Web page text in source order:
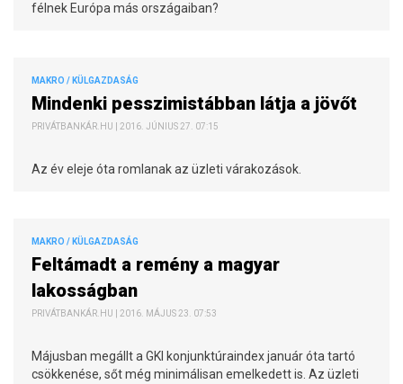
félnek Európa más országaiban?
MAKRO / KÜLGAZDASÁG
Mindenki pesszimistábban látja a jövőt
PRIVÁTBANKÁR.HU | 2016. JÚNIUS 27. 07:15
Az év eleje óta romlanak az üzleti várakozások.
MAKRO / KÜLGAZDASÁG
Feltámadt a remény a magyar
lakosságban
PRIVÁTBANKÁR.HU | 2016. MÁJUS 23. 07:53
Májusban megállt a GKI konjunktúraindex január óta tartó
csökkenése, sőt még minimálisan emelkedett is. Az üzleti